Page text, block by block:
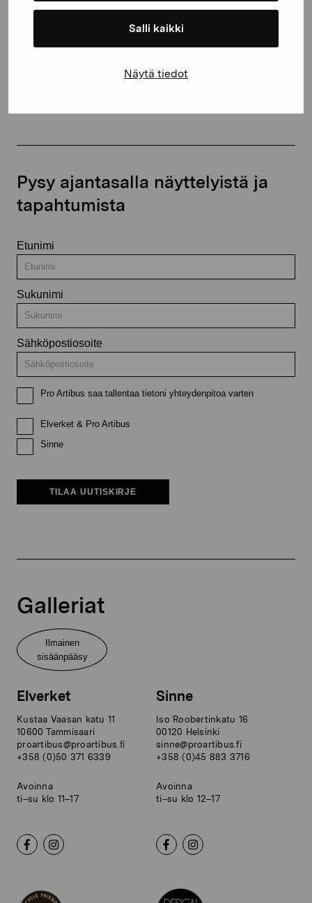
Salli kaikki
Näytä tiedot
+358 (0)50 371 6339
Pysy ajantasalla näyttelyistä ja
tapahtumista
Etunimi
Sukunimi
Sähköpostiosoite
Pro Artibus saa tallentaa tietoni yhteydenpitoa varten
Elverket & Pro Artibus
Sinne
TILAA UUTISKIRJE
Galleriat
Ilmainen
sisäänpääsy
Elverket
Kustaa Vaasan katu 11
10600 Tammisaari
proartibus@proartibus.fi
+358 (0)50 371 6339
Avoinna
ti–su klo 11–17
Sinne
Iso Roobertinkatu 16
00120 Helsinki
sinne@proartibus.fi
+358 (0)45 883 3716
Avoinna
ti–su klo 12–17